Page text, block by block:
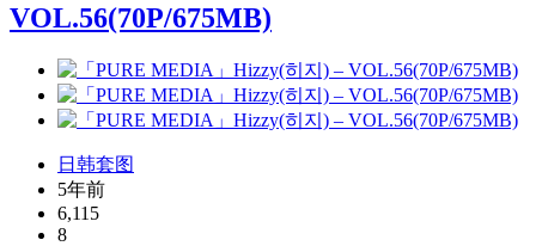
VOL.56(70P/675MB)
日韩套图
5年前
6,115
8